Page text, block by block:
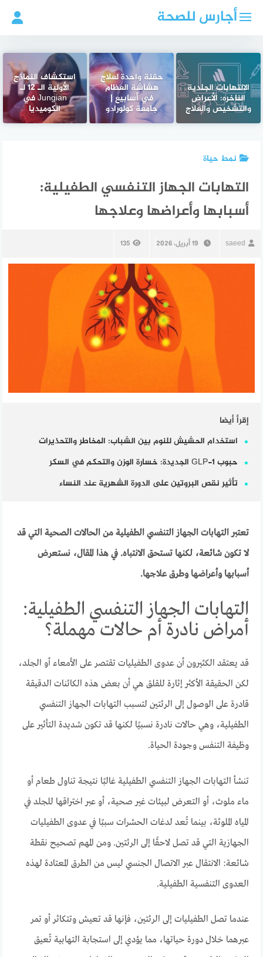
أجارس للصحة
الالتهابات الجلدية
الناخره: الأعراض
والتشخيص والعلاج
حقنة واحدة لعلاج
هشاشة العظام
في أسابيع |
جامعة كولورادو
استكشاف النماذج
الأولية الـ 12 لـ
Jungian في
الكوميديا
نمط حياة
التهابات الجهاز التنفسي الطفيلية:
أسبابها وأعراضها وعلاجها
saeed 19 أبريل، 2026 135
إقرأ أيضا
استخدام الحشيش للنوم بين الشباب: المخاطر والتحذيرات
حبوب GLP-1 الجديدة: خسارة الوزن والتحكم في السكر
تأثير نقص البروتين على الدورة الشهرية عند النساء
تعتبر التهابات الجهاز التنفسي الطفيلية من الحالات الصحية التي قد
لا تكون شائعة، لكنها تستحق الانتباه. في هذا المقال، نستعرض
أسبابها وأعراضها وطرق علاجها.
التهابات الجهاز التنفسي الطفيلية:
أمراض نادرة أم حالات مهملة؟
قد يعتقد الكثيرون أن عدوى الطفيليات تقتصر على الأمعاء أو الجلد،
لكن الحقيقة الأكثر إثارة للقلق هي أن بعض هذه الكائنات الدقيقة
قادرة على الوصول إلى الرئتين لتسبب التهابات الجهاز التنفسي
الطفيلية، وهي حالات نادرة نسبيًا لكنها قد تكون شديدة التأثير على
وظيفة التنفس وجودة الحياة.
تنشأ التهابات الجهاز التنفسي الطفيلية غالبًا نتيجة تناول طعام أو
ماء ملوث، أو التعرض لبيئات غير صحية، أو عبر اختراقها للجلد في
المياه الملوثة، بينما تُعد لدغات الحشرات سببًا في عدوى الطفيليات
الجهازية التي قد تصل لاحقًا إلى الرئتين. ومن المهم تصحيح نقطة
شائعة: الانتقال عبر الاتصال الجنسي ليس من الطرق المعتادة لهذه
العدوى التنفسية الطفيلية.
عندما تصل الطفيليات إلى الرئتين، فإنها قد تعيش وتتكاثر أو تمر
عبرهما خلال دورة حياتها، مما يؤدي إلى استجابة التهابية تُعيق